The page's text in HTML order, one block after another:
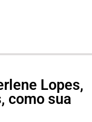
Lopes,
como sua